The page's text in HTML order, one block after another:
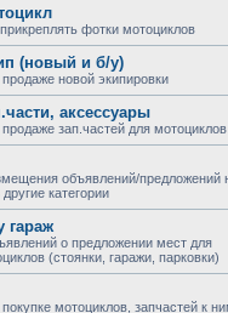
фотки мотоциклов
(новый и б/у)
новой экипировки
аксессуары
зап.частей для мотоциклов
объявлений/предложений
категории
гараж
о предложении мест для
(стоянки, гаражи, парковки)
мотоциклов, запчастей к